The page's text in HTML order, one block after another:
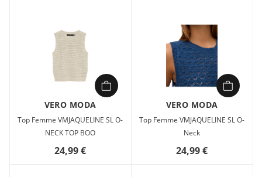
VERO MODA
Top Femme VMJAQUELINE SL O-
NECK TOP BOO
24,99 €
VERO MODA
Top Femme VMJAQUELINE SL O-
Neck
24,99 €